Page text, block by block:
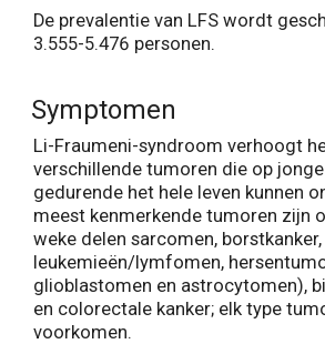
De prevalentie van LFS wordt
3.555-5.476 personen.
Symptomen
Li-Fraumeni-syndroom verhoogt
verschillende tumoren die op
gedurende het hele leven kunnen
meest kenmerkende tumoren zijn
weke delen sarcomen, borstkanker,
leukemieën/lymfomen,
glioblastomen en astrocytomen),
en colorectale kanker; elk type
voorkomen.